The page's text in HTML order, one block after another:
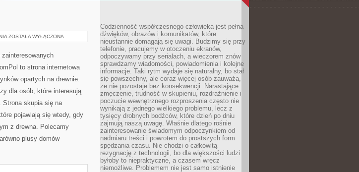
INSPIRACJE
ZOSTAŁA WYŁĄCZONA
to strona internetowa
opartych na drewnie.
dla osób, które interesują
Strona skupia się na
pojawiają się wtedy, gdy
z drewna. Polecamy
plusy domów
Codzienność współczesnego człowieka jest pełna
dźwięków, obrazów i komunikatów, które
nieustannie domagają się uwagi. Budzimy się przy
telefonie, pracujemy w otoczeniu ekranów,
odpoczywamy przy serialach, a wieczorem znów
sprawdzamy wiadomości, powiadomienia i kolejne
informacje. Taki rytm wydaje się naturalny, bo stał
się powszechny, ale coraz więcej osób zauważa,
że nie pozostaje bez konsekwencji. Narastające
zmęczenie, trudność w skupieniu, rozdrażnienie i
poczucie wewnętrznego rozproszenia często nie
wynikają z jednego wielkiego problemu, lecz z
tysięcy drobnych bodźców, które dzień po dniu
zajmują naszą uwagę. Właśnie dlatego rośnie
zainteresowanie świadomym odpoczynkiem od
nadmiaru treści i powrotem do prostszych form
spędzania czasu. Nie chodzi o całkowitą
rezygnację z technologii, bo dla większości ludzi
byłoby to niepraktyczne, a czasem wręcz
niemożliwe. Problemem nie jest samo istnienie